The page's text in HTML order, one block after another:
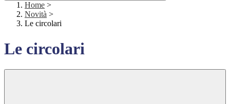
Home >
Novità >
Le circolari
Le circolari